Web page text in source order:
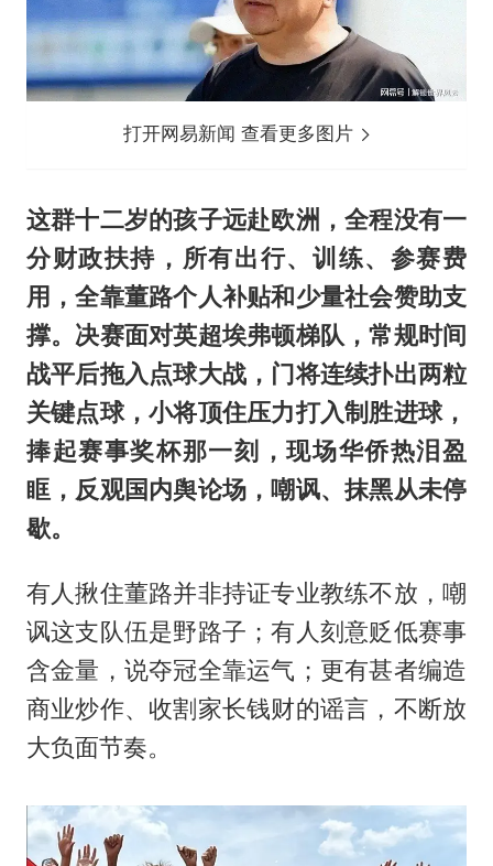
打开网易新闻 查看更多图片
这群十二岁的孩子远赴欧洲，全程没有一
分财政扶持，所有出行、训练、参赛费
用，全靠董路个人补贴和少量社会赞助支
撑。决赛面对英超埃弗顿梯队，常规时间
战平后拖入点球大战，门将连续扑出两粒
关键点球，小将顶住压力打入制胜进球，
捧起赛事奖杯那一刻，现场华侨热泪盈
眶，反观国内舆论场，嘲讽、抹黑从未停
歇。
有人揪住董路并非持证专业教练不放，嘲
讽这支队伍是野路子；有人刻意贬低赛事
含金量，说夺冠全靠运气；更有甚者编造
商业炒作、收割家长钱财的谣言，不断放
大负面节奏。